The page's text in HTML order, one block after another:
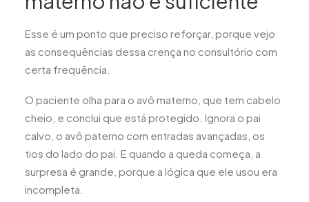
Esse é um ponto que preciso reforçar, porque vejo
as consequências dessa crença no consultório com
certa frequência.
O paciente olha para o avô materno, que tem cabelo
cheio, e conclui que está protegido. Ignora o pai
calvo, o avô paterno com entradas avançadas, os
tios do lado do pai. E quando a queda começa, a
surpresa é grande, porque a lógica que ele usou era
incompleta.